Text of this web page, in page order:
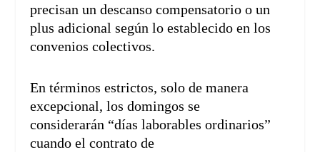
precisan un descanso compensatorio o un
plus adicional según lo establecido en los
convenios colectivos.
En términos estrictos, solo de manera
excepcional, los domingos se
considerarán “días laborables ordinarios”
cuando el contrato de